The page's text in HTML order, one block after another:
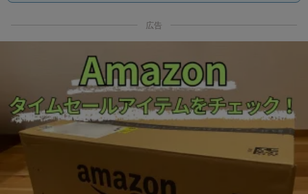
広告